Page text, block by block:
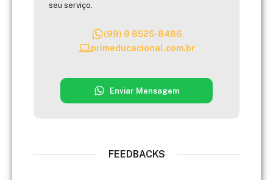
seu serviço.
(99) 9 8525-8486
primeducacional.com.br
Enviar Mensagem
FEEDBACKS